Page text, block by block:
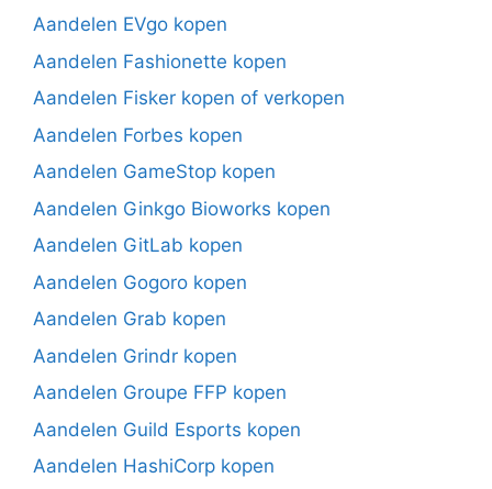
Aandelen EVgo kopen
Aandelen Fashionette kopen
Aandelen Fisker kopen of verkopen
Aandelen Forbes kopen
Aandelen GameStop kopen
Aandelen Ginkgo Bioworks kopen
Aandelen GitLab kopen
Aandelen Gogoro kopen
Aandelen Grab kopen
Aandelen Grindr kopen
Aandelen Groupe FFP kopen
Aandelen Guild Esports kopen
Aandelen HashiCorp kopen